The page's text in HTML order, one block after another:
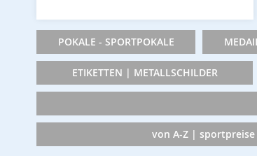
POKALE - SPORTPOKALE
ETIKETTEN | METALLSCHILDER
von A-Z |